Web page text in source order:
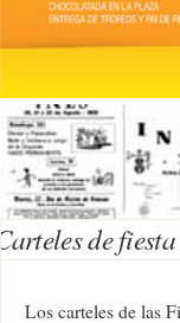
de fiesta
Los carteles de las